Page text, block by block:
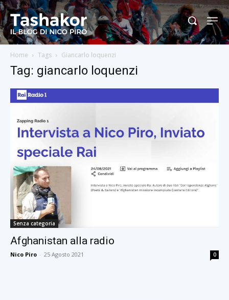
Home Tags Giancarlo loquenzi
Tag: giancarlo loquenzi
Senza categoria
Afghanistan alla radio
Nico Piro - 25 Agosto 2021 0